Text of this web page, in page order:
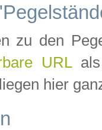
zu den
URLals
hier